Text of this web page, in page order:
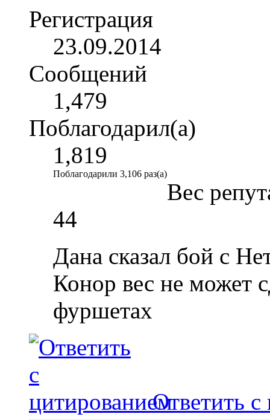
Регистрация
23.09.2014
Сообщений
1,479
Поблагодарил(а)
1,819
Поблагодарили 3,106 раз(а)
Вес
44
Дана сказал бой с
Конор вес не может
фуршетах
Ответить с